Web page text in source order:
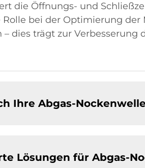
die Öffnungs- und
bei der Optimierung
dies trägt zur
Ihre Abgas-
Lösungen für Abgas-